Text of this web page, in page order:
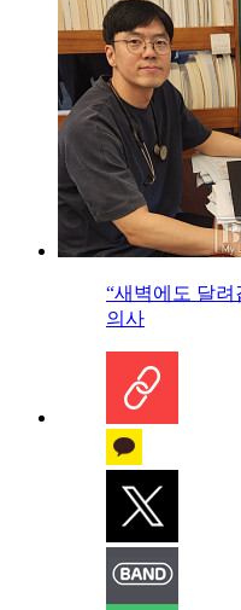
“새벽에도 달
의사